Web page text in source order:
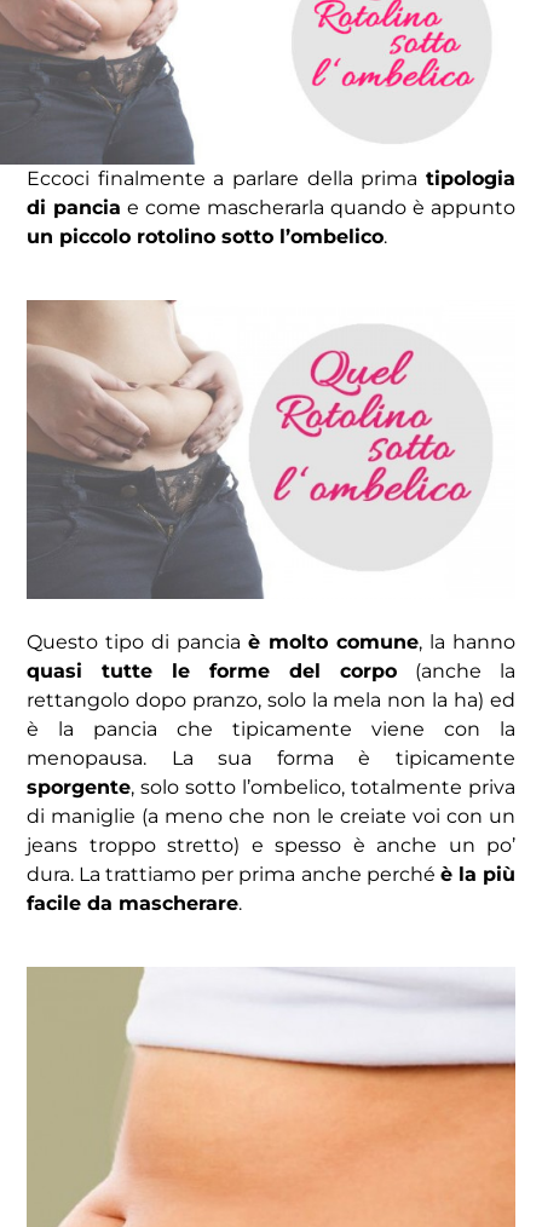
Eccoci finalmente a parlare della prima tipologia
di pancia e come mascherarla quando è appunto
un piccolo rotolino sotto l’ombelico.
Questo tipo di pancia è molto comune, la hanno
quasi tutte le forme del corpo (anche la
rettangolo dopo pranzo, solo la mela non la ha) ed
è la pancia che tipicamente viene con la
menopausa. La sua forma è tipicamente
sporgente, solo sotto l’ombelico, totalmente priva
di maniglie (a meno che non le creiate voi con un
jeans troppo stretto) e spesso è anche un po’
dura. La trattiamo per prima anche perché è la più
facile da mascherare.